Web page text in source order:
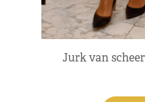
Jurk van